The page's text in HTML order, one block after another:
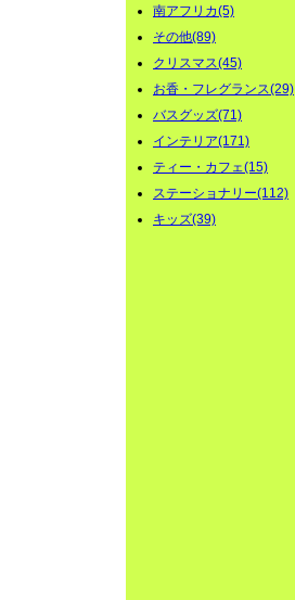
南アフリカ(5)
その他(89)
クリスマス(45)
お香・フレグランス(29)
バスグッズ(71)
インテリア(171)
ティー・カフェ(15)
ステーショナリー(112)
キッズ(39)